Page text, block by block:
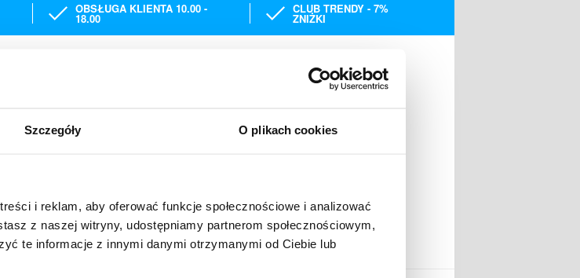
Szczegóły O plikach cookies
i reklam, aby oferować funkcje społecznościowe i analizować
z naszej witryny, udostępniamy partnerom społecznościowym,
te informacje z innymi danymi otrzymanymi od Ciebie lub
OBSŁUGA KLIENTA 10.00 -
18.00
CLUB TRENDY - 7%
ZNIŻKI
NOKIA